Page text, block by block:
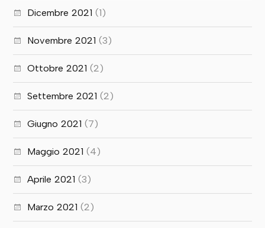
Dicembre 2021 (1)
Novembre 2021 (3)
Ottobre 2021 (2)
Settembre 2021 (2)
Giugno 2021 (7)
Maggio 2021 (4)
Aprile 2021 (3)
Marzo 2021 (2)